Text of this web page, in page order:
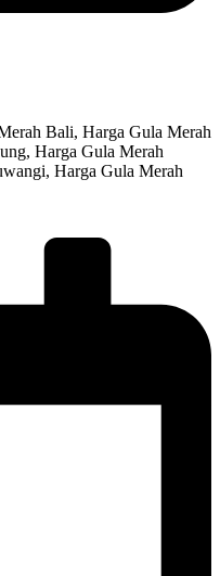
Bali, Harga Gula Merah
Harga Gula Merah
Harga Gula Merah